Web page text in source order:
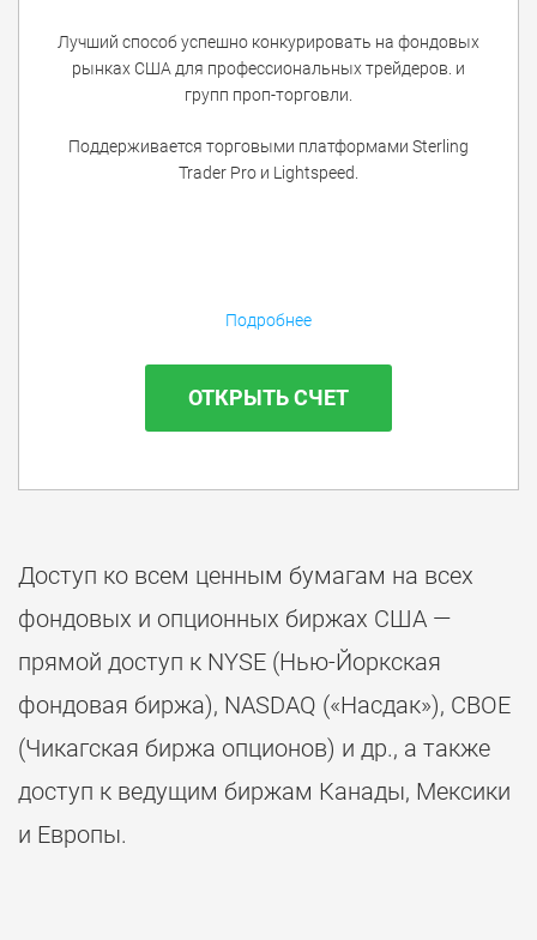
Лучший способ успешно конкурировать на фондовых
рынках США для профессиональных трейдеров. и
групп проп-торговли.
Поддерживается торговыми платформами Sterling
Trader Pro и Lightspeed.
Подробнее
ОТКРЫТЬ СЧЕТ
Доступ ко всем ценным бумагам на всех
фондовых и опционных биржах США —
прямой доступ к NYSE (Нью-Йоркская
фондовая биржа), NASDAQ («Насдак»), CBOE
(Чикагская биржа опционов) и др., а также
доступ к ведущим биржам Канады, Мексики
и Европы.